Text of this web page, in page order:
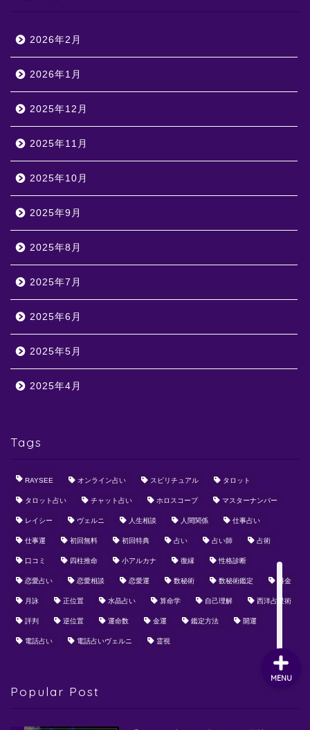
2026年2月
2026年1月
2025年12月
2025年11月
2025年10月
2025年9月
2025年8月
2025年7月
2025年6月
2025年5月
2025年4月
Tags
RAYSEE オンライン占い スピリチュアル タロット
タロット占い チャット占い ホロスコープ マスターナンバー
レイシー ヴェルニ 人生相談 人間関係 仕事占い
仕事運 初回無料 初回特典 占い 占い師 占術
口コミ 四柱推命 小アルカナ 復縁 性格診断
恋愛占い 恋愛相談 恋愛運 数秘術 数秘術鑑定 料金
月詠 正位置 水晶占い 算命学 自己理解 西洋占星術
評判 逆位置 運命数 金運 鑑定方法 開運
電話占い 電話占いヴェルニ 霊視
Popular Post
MENU